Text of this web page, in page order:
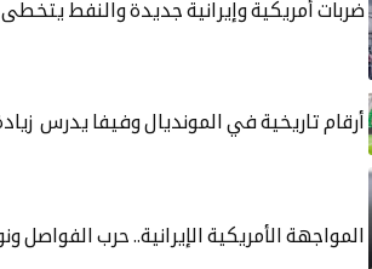
ضربات أمريكية وإيرانية جديدة والنفط يتخطى
أرقام تاريخية في المونديال وفيفا يدرس
المواجهة الأمريكية الإيرانية.. حرب الفواصل